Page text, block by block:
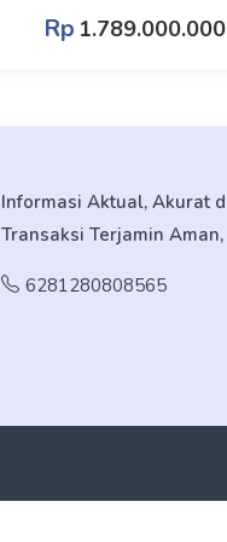
Rp 1.789.000.000
Informasi Aktual, Akurat
Transaksi Terjamin
6281280808565